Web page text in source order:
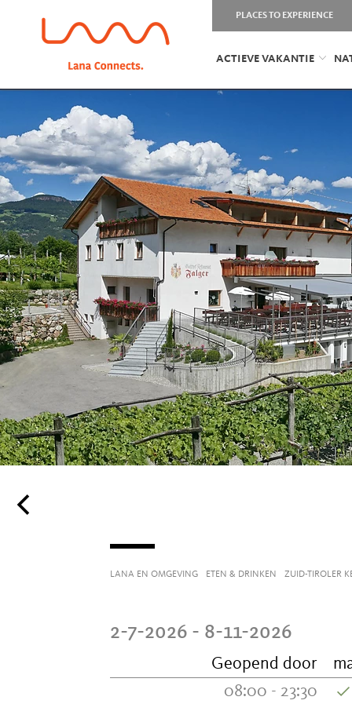
PLACES TO EXPERIENCE
ACTIEVE VAKANTIE
LANA EN OMGEVING ETEN & DRINKEN ZUID-TIROLER
2-7-2026 - 8-11-2026
Geopend door
08:00 - 23:30